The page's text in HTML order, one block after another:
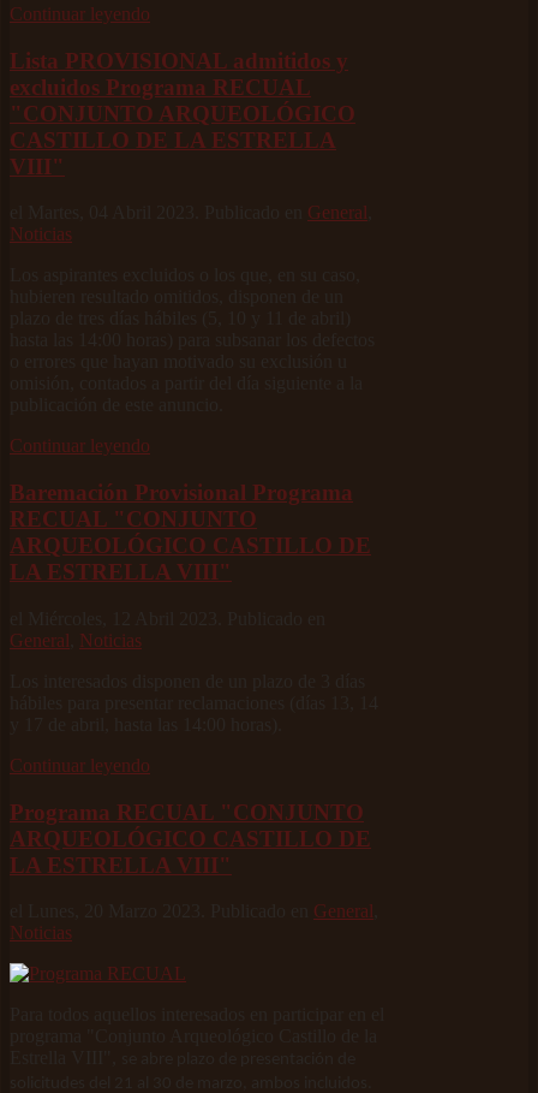
Continuar leyendo
Lista PROVISIONAL admitidos y
excluidos Programa RECUAL
"CONJUNTO ARQUEOLÓGICO
CASTILLO DE LA ESTRELLA
VIII"
General
Noticias
Continuar leyendo
Baremación Provisional Programa
RECUAL "CONJUNTO
ARQUEOLÓGICO CASTILLO DE
LA ESTRELLA VIII"
General Noticias
Continuar leyendo
Programa RECUAL "CONJUNTO
ARQUEOLÓGICO CASTILLO DE
LA ESTRELLA VIII"
General
Noticias